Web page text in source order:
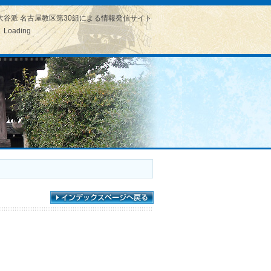
谷派 名古屋教区第30組による情報発信サイト
Loading